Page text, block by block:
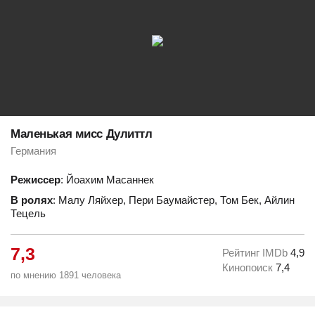
Маленькая мисс Дулиттл
Германия
Режиссер: Йоахим Масаннек
В ролях: Малу Ляйхер, Пери Баумайстер, Том Бек, Айлин
Тецель
7,3
по мнению 1891 человека
Рейтинг IMDb 4,9
Кинопоиск 7,4